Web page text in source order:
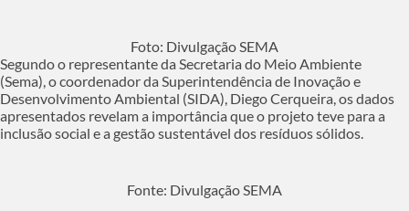
Foto: Divulgação SEMA
Segundo o representante da Secretaria do Meio Ambiente
(Sema), o coordenador da Superintendência de Inovação e
Desenvolvimento Ambiental (SIDA), Diego Cerqueira, os dados
apresentados revelam a importância que o projeto teve para a
inclusão social e a gestão sustentável dos resíduos sólidos.
Fonte: Divulgação SEMA